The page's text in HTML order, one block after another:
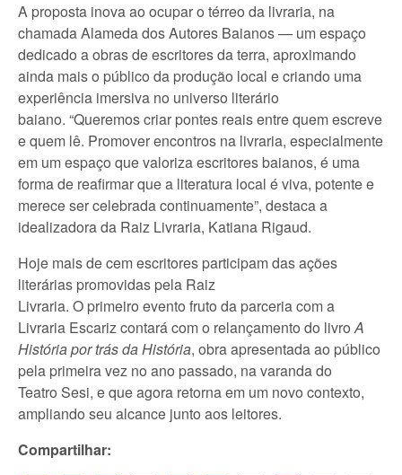
A proposta inova ao ocupar o térreo da livraria, na
chamada Alameda dos Autores Baianos — um espaço
dedicado a obras de escritores da terra, aproximando
ainda mais o público da produção local e criando uma
experiência imersiva no universo literário
baiano. “Queremos criar pontes reais entre quem escreve
e quem lê. Promover encontros na livraria, especialmente
em um espaço que valoriza escritores baianos, é uma
forma de reafirmar que a literatura local é viva, potente e
merece ser celebrada continuamente”, destaca a
idealizadora da Raiz Livraria, Katiana Rigaud.
Hoje mais de cem escritores participam das ações
literárias promovidas pela Raiz
Livraria. O primeiro evento fruto da parceria com a
Livraria Escariz contará com o relançamento do livroA
História por trás da História, obra apresentada ao público
pela primeira vez no ano passado, na varanda do
Teatro Sesi, e que agora retorna em um novo contexto,
ampliando seu alcance junto aos leitores.
Compartilhar: